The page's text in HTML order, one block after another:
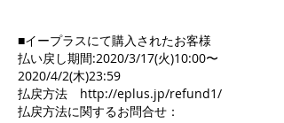
■イープラスにて購入されたお客様
払い戻し期間:2020/3/17(火)10:00〜
2020/4/2(木)23:59
払戻方法 http://eplus.jp/refund1/
払戻方法に関するお問合せ：